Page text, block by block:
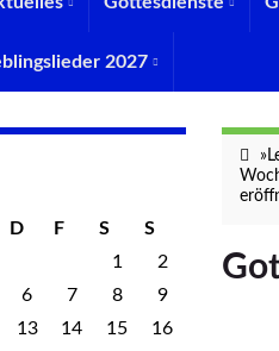
2027
D F S
S
1
2
6 7 8
9
13 14 15
16